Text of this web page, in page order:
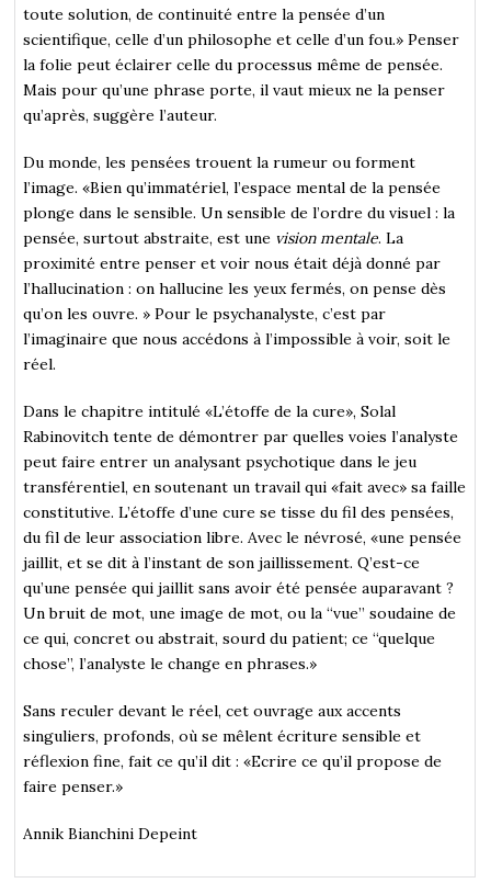
toute solution, de continuité entre la pensée d’un
scientifique, celle d’un philosophe et celle d’un fou.» Penser
la folie peut éclairer celle du processus même de pensée.
Mais pour qu’une phrase porte, il vaut mieux ne la penser
qu’après, suggère l’auteur.
Du monde, les pensées trouent la rumeur ou forment
l’image. «Bien qu’immatériel, l’espace mental de la pensée
plonge dans le sensible. Un sensible de l’ordre du visuel : la
pensée, surtout abstraite, est une vision mentale. La
proximité entre penser et voir nous était déjà donné par
l’hallucination : on hallucine les yeux fermés, on pense dès
qu’on les ouvre. » Pour le psychanalyste, c’est par
l’imaginaire que nous accédons à l’impossible à voir, soit le
réel.
Dans le chapitre intitulé «L’étoffe de la cure», Solal
Rabinovitch tente de démontrer par quelles voies l’analyste
peut faire entrer un analysant psychotique dans le jeu
transférentiel, en soutenant un travail qui «fait avec» sa faille
constitutive. L’étoffe d’une cure se tisse du fil des pensées,
du fil de leur association libre. Avec le névrosé, «une pensée
jaillit, et se dit à l’instant de son jaillissement. Q’est-ce
qu’une pensée qui jaillit sans avoir été pensée auparavant ?
Un bruit de mot, une image de mot, ou la “vue” soudaine de
ce qui, concret ou abstrait, sourd du patient; ce “quelque
chose”, l’analyste le change en phrases.»
Sans reculer devant le réel, cet ouvrage aux accents
singuliers, profonds, où se mêlent écriture sensible et
réflexion fine, fait ce qu’il dit : «Ecrire ce qu’il propose de
faire penser.»
Annik Bianchini Depeint